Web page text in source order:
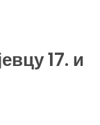
17. и